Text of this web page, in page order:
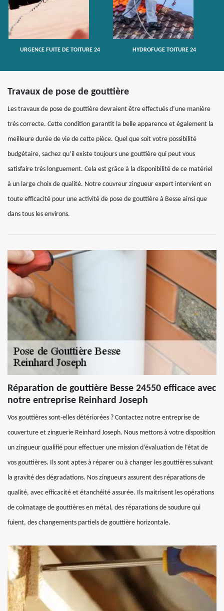
URGENCE FUITE DE TOITURE 24 HYDROFUGE TOITURE 24
Travaux de pose de gouttière
Les travaux de pose de gouttière devraient être effectués d’une manière
très correcte. Cette condition garantit la belle apparence et également la
meilleure durée de vie de cette pièce. Quel que soit votre possibilité
budgétaire, sachez qu’il existe toujours une gouttière qui peut vous
satisfaire très longuement. Cela est grâce à la disponibilité de ce matériel
à un large choix de qualité. Notre couvreur zingueur expert intervient en
toute efficacité pour une activité de pose de gouttière à Besse ainsi que
dans tous les environs.
Réparation de gouttière Besse 24550 efficace avec
notre entreprise Reinhard Joseph
Vos gouttières sont-elles détériorées ? Contactez notre entreprise de
couverture et zinguerie Reinhard Joseph. Nous mettons à votre disposition
un zingueur qualifié pour effectuer une mission d’évaluation de l’état de
vos gouttières. Ils sont aptes à réparer ou à changer les gouttières suivant
la gravité des dégradations. Nos zingueurs assurent des réparations de
qualité, avec efficacité et étanchéité assurée. Ils maitrisent les opérations
de colmatage de gouttières en métal, des réparations de soudure qui
fuient, des changements partiels de gouttière horizontale.